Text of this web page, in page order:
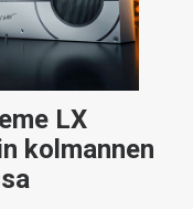
LX
kolmannen